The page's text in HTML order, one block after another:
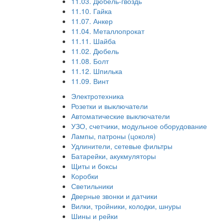
11.10. Гайка
11.07. Анкер
11.04. Металлопрокат
11.11. Шайба
11.02. Дюбель
11.08. Болт
11.12. Шпилька
11.09. Винт
Электротехника
Розетки и выключатели
Автоматические выключатели
УЗО, счетчики, модульное оборудование
Лампы, патроны (цоколя)
Удлинители, сетевые фильтры
Батарейки, акукмуляторы
Щиты и боксы
Коробки
Светильники
Дверные звонки и датчики
Вилки, тройники, колодки, шнуры
Шины и рейки